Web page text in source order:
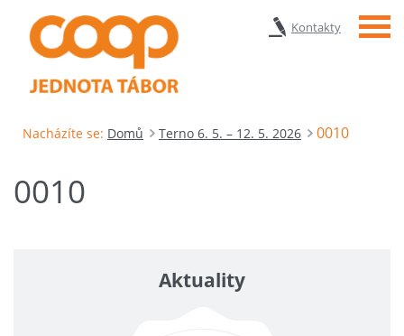
Kontakty Menu
Nacházíte se: Domů Terno 6. 5. – 12. 5. 2026 0010
0010
Aktuality